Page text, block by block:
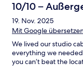
10/10 –
19. Nov. 2025
Mit Google
We lived our studio
everything we needed
you can’t beat the